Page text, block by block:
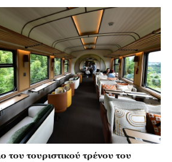
τουριστικού τρένου του